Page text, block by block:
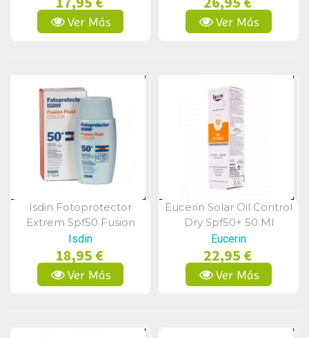
Ver Más Ver Más
Vista Rápida
Isdin Fotoprotector
Extrem Spf50 Fusion
Fluido Color 50 Ml
Isdin
18,95 €
Ver Más
Vista Rápida
Eucerin Solar Oil Control
Dry Spf50+ 50 Ml
Eucerin
22,95 €
Ver Más